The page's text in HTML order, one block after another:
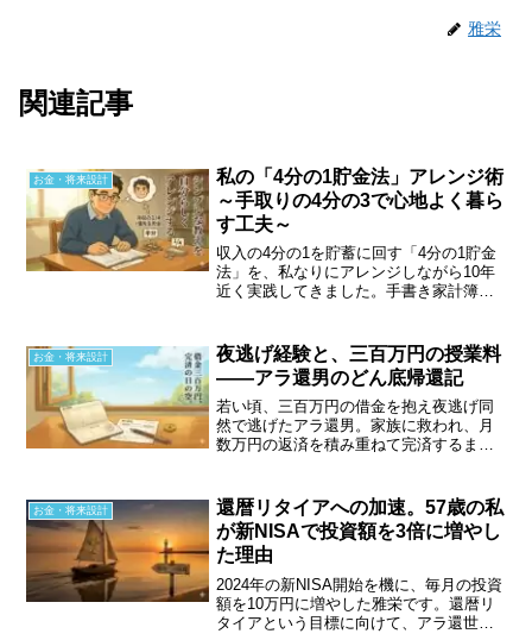
雅栄
関連記事
お金・将来設計
私の「4分の1貯金法」アレンジ術
～手取りの4分の3で心地よく暮ら
す工夫～
収入の4分の1を貯蓄に回す「4分の1貯金
法」を、私なりにアレンジしながら10年
近く実践してきました。手書き家計簿や
蓄から投資へと歩みを進めた経緯につい
てお話しします。
お金・将来設計
夜逃げ経験と、三百万円の授業料
――アラ還男のどん底帰還記
若い頃、三百万円の借金を抱え夜逃げ同
然で逃げたアラ還男。家族に救われ、月
数万円の返済を積み重ねて完済するまで
計画的に生きる覚悟の記録。
お金・将来設計
還暦リタイアへの加速。57歳の私
が新NISAで投資額を3倍に増やし
た理由
2024年の新NISA開始を機に、毎月の投資
額を10万円に増やした雅栄です。還暦リ
タイアという目標に向けて、アラ還世代